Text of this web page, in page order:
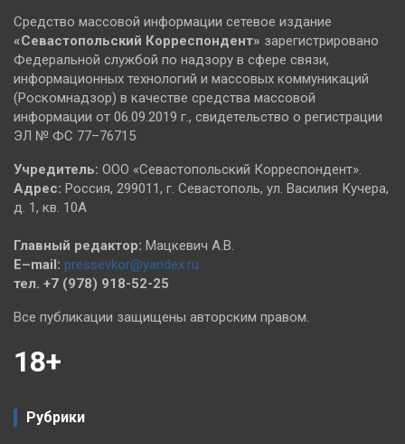
Средство массовой информации сетевое издание
«Севастопольский Корреспондент» зарегистрировано
Федеральной службой по надзору в сфере связи,
информационных технологий и массовых коммуникаций
(Роскомнадзор) в качестве средства массовой
информации от 06.09.2019 г., свидетельство о регистрации
ЭЛ № ФС 77–76715
Учредитель: ООО «Севастопольский Корреспондент».
Адрес: Россия, 299011, г. Севастополь, ул. Василия Кучера,
д. 1, кв. 10А
Главный редактор: Мацкевич А.В.
E–mail: pressevkor@yandex.ru
тел. +7 (978) 918-52-25
Все публикации защищены авторским правом.
18+
Рубрики